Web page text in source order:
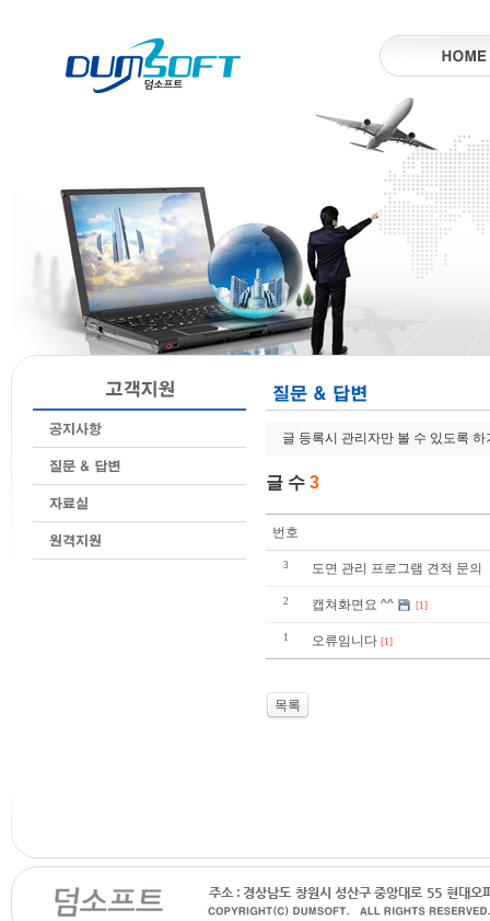
글 등록시 관리자만 볼 수 있도록
글 수 3
번호
3 도면 관리 프로그램 견적 문의
2 캡쳐화면요 ^^ [1]
1 오류임니다 [1]
목록